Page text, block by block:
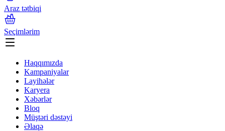
Araz tətbiqi
Seçimlərim
Haqqımızda
Kampaniyalar
Layihələr
Karyera
Xəbərlər
Bloq
Müştəri dəstəyi
Əlaqə